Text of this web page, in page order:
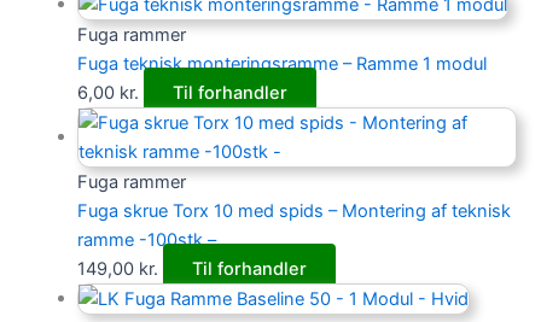
Fuga rammer
Fuga teknisk monteringsramme – Ramme 1 modul
6,00 kr. Til forhandler
Fuga rammer
Fuga skrue Torx 10 med spids – Montering af teknisk
ramme -100stk –
149,00 kr. Til forhandler